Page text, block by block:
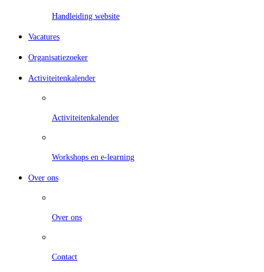
Handleiding website
Vacatures
Organisatiezoeker
Activiteitenkalender
Activiteitenkalender
Workshops en e-learning
Over ons
Over ons
Contact